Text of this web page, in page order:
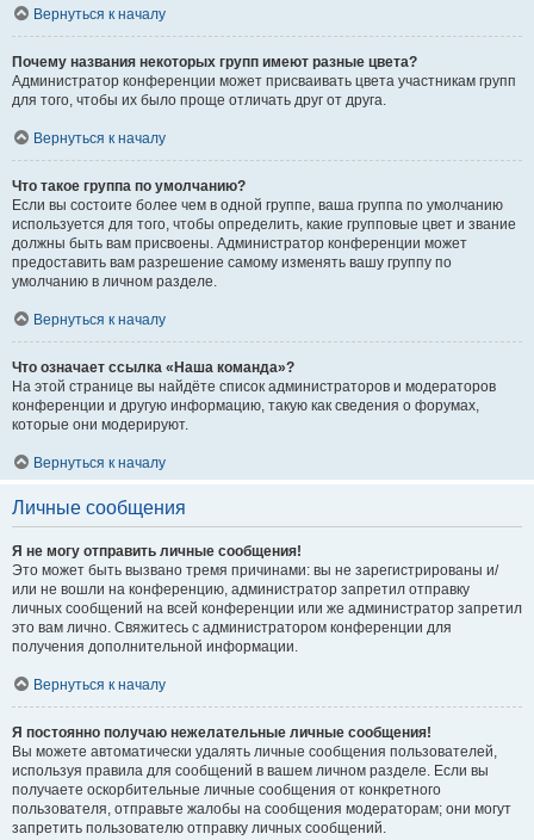
Вернуться к началу
Почему названия некоторых групп имеют разные цвета?
Администратор конференции может присваивать цвета участникам групп
для того, чтобы их было проще отличать друг от друга.
Вернуться к началу
Что такое группа по умолчанию?
Если вы состоите более чем в одной группе, ваша группа по умолчанию
используется для того, чтобы определить, какие групповые цвет и звание
должны быть вам присвоены. Администратор конференции может
предоставить вам разрешение самому изменять вашу группу по
умолчанию в личном разделе.
Вернуться к началу
Что означает ссылка «Наша команда»?
На этой странице вы найдёте список администраторов и модераторов
конференции и другую информацию, такую как сведения о форумах,
которые они модерируют.
Вернуться к началу
Личные сообщения
Я не могу отправить личные сообщения!
Это может быть вызвано тремя причинами: вы не зарегистрированы и/
или не вошли на конференцию, администратор запретил отправку
личных сообщений на всей конференции или же администратор запретил
это вам лично. Свяжитесь с администратором конференции для
получения дополнительной информации.
Вернуться к началу
Я постоянно получаю нежелательные личные сообщения!
Вы можете автоматически удалять личные сообщения пользователей,
используя правила для сообщений в вашем личном разделе. Если вы
получаете оскорбительные личные сообщения от конкретного
пользователя, отправьте жалобы на сообщения модераторам; они могут
запретить пользователю отправку личных сообщений.